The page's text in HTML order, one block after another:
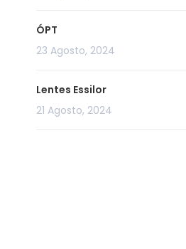
ÓPT
23 Agosto, 2024
Lentes Essilor
21 Agosto, 2024